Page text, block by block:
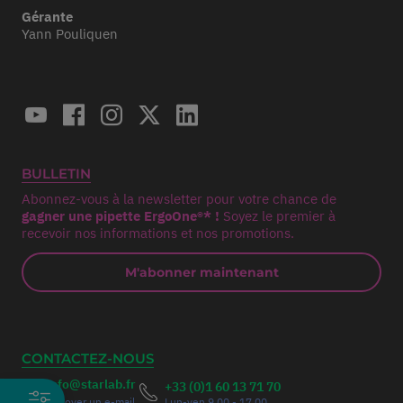
Gérante
Yann Pouliquen
BULLETIN
Abonnez-vous à la newsletter pour votre chance de
gagner une pipette ErgoOne®* ! Soyez le premier à
recevoir nos informations et nos promotions.
M'abonner maintenant
CONTACTEZ-NOUS
info@starlab.fr +33 (0)1 60 13 71 70